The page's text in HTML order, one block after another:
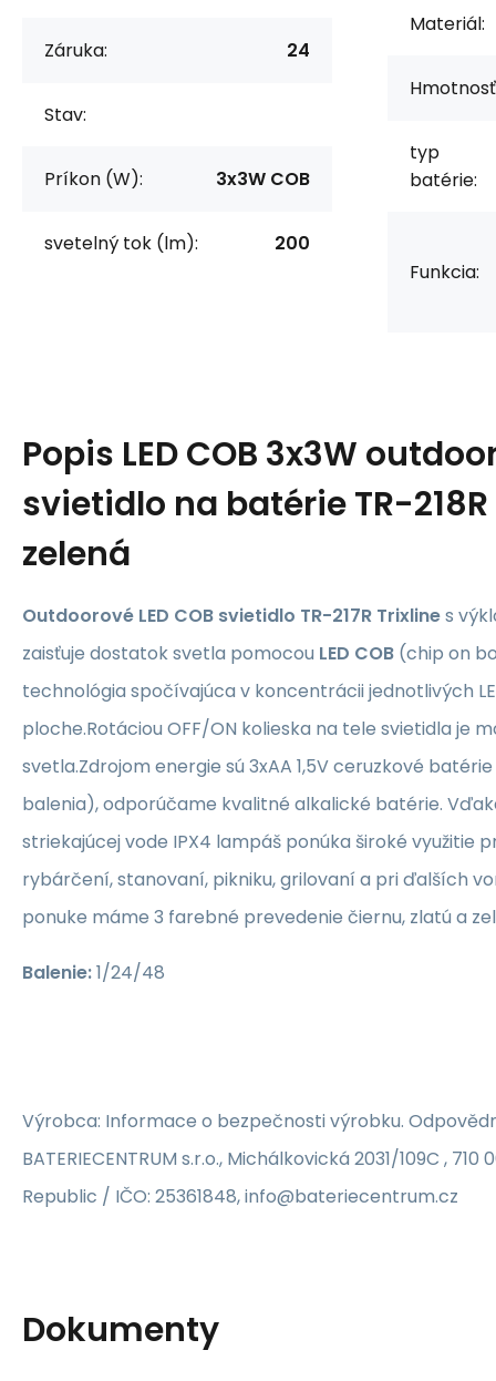
Záruka: 24
Stav:
Príkon (W): 3x3W COB
svetelný tok (lm): 200
Materiál:
typ
batérie:
Funkcia:
Popis LED COB 3x3W
svietidlo na batérie TR-218R
zelená
Outdoorové LED COB svietidlo TR-217R Trixlines
zaisťuje dostatok svetla pomocou LED COB (chip on
technológia spočívajúca v koncentrácii jednotlivých
ploche.Rotáciou OFF/ON kolieska na tele svietidla je
svetla.Zdrojom energie sú 3xAA 1,5V ceruzkové
balenia), odporúčame kvalitné alkalické batérie.
striekajúcej vode IPX4 lampáš ponúka široké využitie
rybárčení, stanovaní, pikniku, grilovaní a pri ďalších
ponuke máme 3 farebné prevedenie čiernu, zlatú a
Balenie:1/24/48
Výrobca: Informace o bezpečnosti výrobku.
BATERIECENTRUM s.r.o., Michálkovická 2031/109C ,
Republic / IČO: 25361848, info@bateriecentrum.cz
Dokumenty